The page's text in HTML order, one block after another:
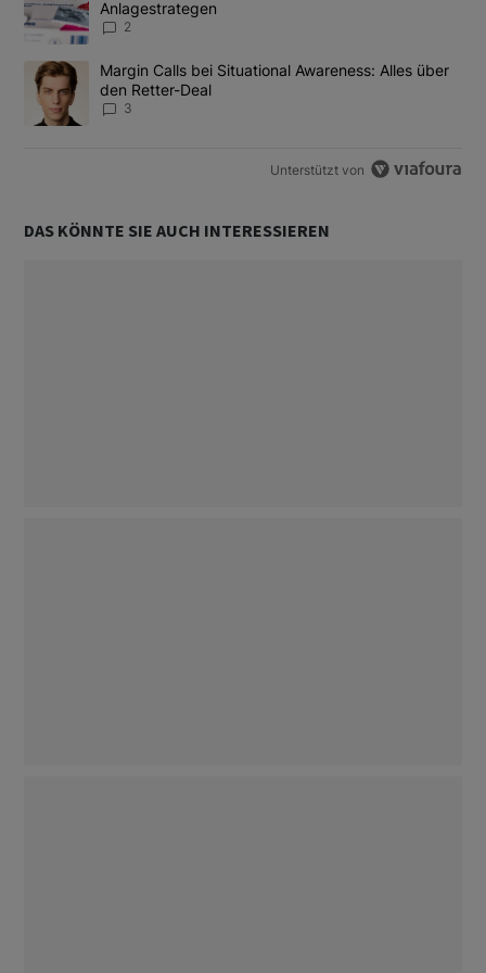
Anlagestrategen
2
Ein Trendartikel mit dem Titel "Margin Calls bei Situational
Margin Calls bei Situational Awareness: Alles über
den Retter-Deal
3
Unterstützt von
DAS KÖNNTE SIE AUCH INTERESSIEREN